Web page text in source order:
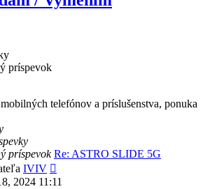
príspevok
telefónov a príslušenstva, ponuka
príspevok Re: ASTRO SLIDE 5G
IVIV
posledný
2024 11:11